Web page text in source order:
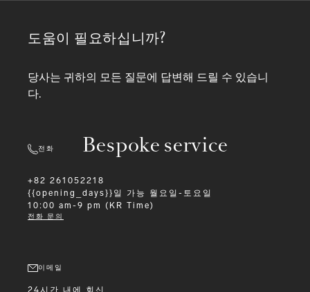
Bespoke service
도움이 필요하십니까?
당사는 귀하의 모든 질문에 답변해 드릴 수 있습니
다.
전화
+82 261052218
{{opening_days}}일 가능
월요일-토요일
10:00 am-9 pm (KR Time)
전화 문의
이메일
24시간 내에 회신